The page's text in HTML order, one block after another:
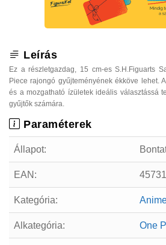
Leírás
Ez a részletgazdag, 15 cm-es S.H.Figuarts
Piece rajongó gyűjteményének ékköve lehet.
és a mozgatható ízületek ideális választássá
gyűjtők számára.
Paraméterek
Állapot:
EAN:
Kategória:
Alkategória: One